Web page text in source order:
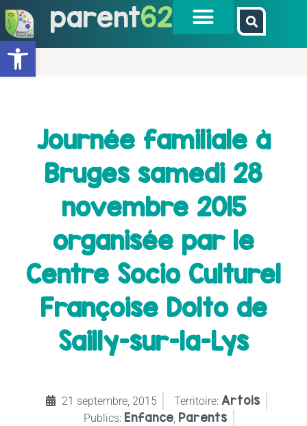
Ouvrir la barre d’outils
parent62
Journée familiale à
Bruges samedi 28
novembre 2015
organisée par le
Centre Socio Culturel
Françoise Dolto de
Sailly-sur-la-Lys
21 septembre, 2015 Territoire: Artois
Publics: Enfance Parents